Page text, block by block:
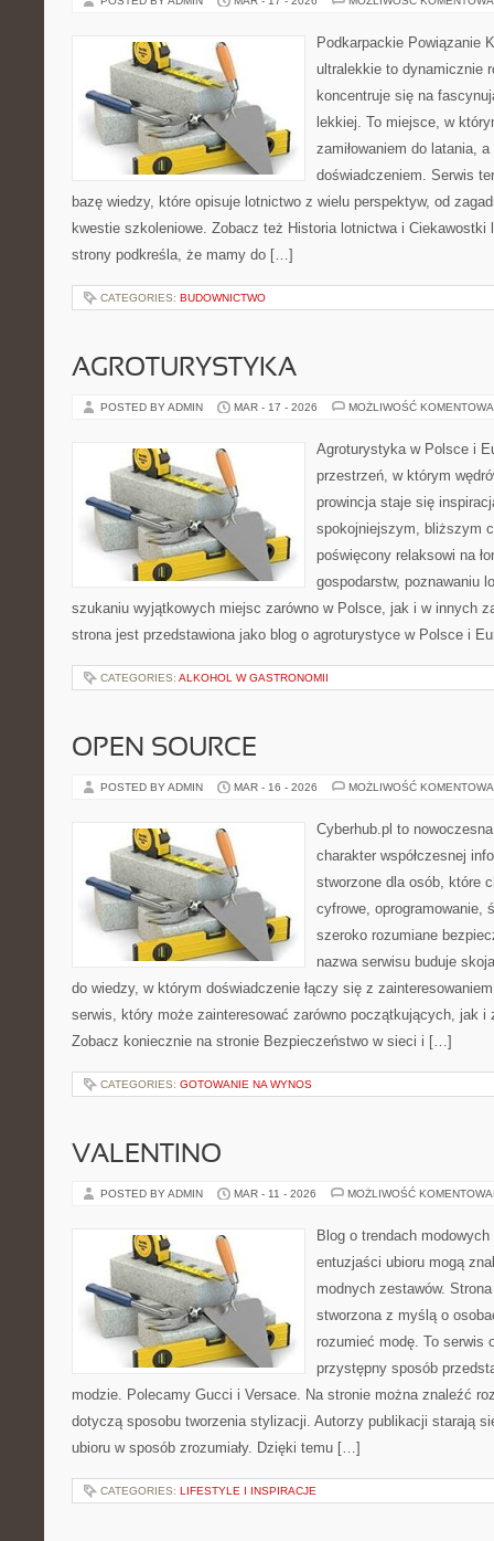
Podkarpackie Powiązanie
ultralekkie to dynamicznie
koncentruje się na
lekkiej. To miejsce, w
zamiłowaniem do latania,
doświadczeniem. Serwis
bazę wiedzy, które opisuje lotnictwo z wielu perspektyw, od
kwestie szkoleniowe. Zobacz też Historia lotnictwa i Ciekawostki
strony podkreśla, że mamy do […]
CATEGORIES: BUDOWNICTWO
AGROTURYSTYKA
POSTED BY ADMIN MAR - 17 - 2026 MOŻLIWOŚĆ
Agroturystyka w Polsce i
przestrzeń, w którym
prowincja staje się
spokojniejszym, bliższym
poświęcony relaksowi na
gospodarstw, poznawaniu
szukaniu wyjątkowych miejsc zarówno w Polsce, jak i w innych
strona jest przedstawiona jako blog o agroturystyce w Polsce i
CATEGORIES: ALKOHOL W GASTRONOMII
OPEN SOURCE
POSTED BY ADMIN MAR - 16 - 2026 MOŻLIWOŚĆ
Cyberhub.pl to
charakter współczesnej
stworzone dla osób, które
cyfrowe, oprogramowanie,
szeroko rozumiane
nazwa serwisu buduje
do wiedzy, w którym doświadczenie łączy się z
serwis, który może zainteresować zarówno początkujących, jak i
Zobacz koniecznie na stronie Bezpieczeństwo w sieci i […]
CATEGORIES: GOTOWANIE NA WYNOS
VALENTINO
POSTED BY ADMIN MAR - 11 - 2026 MOŻLIWOŚĆ
Blog o trendach
entuzjaści ubioru mogą
modnych zestawów.
stworzona z myślą o
rozumieć modę. To serwis
przystępny sposób
modzie. Polecamy Gucci i Versace. Na stronie można znaleźć
dotyczą sposobu tworzenia stylizacji. Autorzy publikacji starają
ubioru w sposób zrozumiały. Dzięki temu […]
CATEGORIES: LIFESTYLE I INSPIRACJE